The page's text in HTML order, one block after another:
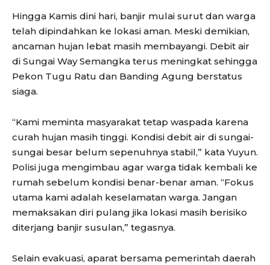
Hingga Kamis dini hari, banjir mulai surut dan warga
telah dipindahkan ke lokasi aman. Meski demikian,
ancaman hujan lebat masih membayangi. Debit air
di Sungai Way Semangka terus meningkat sehingga
Pekon Tugu Ratu dan Banding Agung berstatus
siaga.
“Kami meminta masyarakat tetap waspada karena
curah hujan masih tinggi. Kondisi debit air di sungai-
sungai besar belum sepenuhnya stabil,” kata Yuyun.
Polisi juga mengimbau agar warga tidak kembali ke
rumah sebelum kondisi benar-benar aman. “Fokus
utama kami adalah keselamatan warga. Jangan
memaksakan diri pulang jika lokasi masih berisiko
diterjang banjir susulan,” tegasnya.
Selain evakuasi, aparat bersama pemerintah daerah